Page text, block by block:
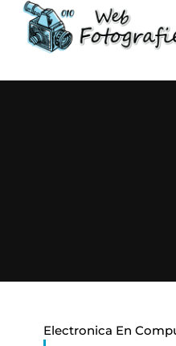
Electronica En